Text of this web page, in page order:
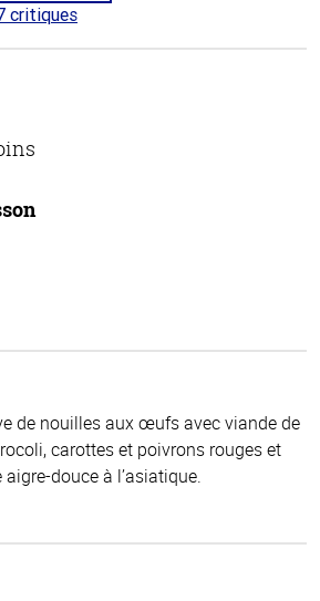
critiques
de nouilles aux œufs avec viande de
carottes et poivrons rouges et
douce à l’asiatique.